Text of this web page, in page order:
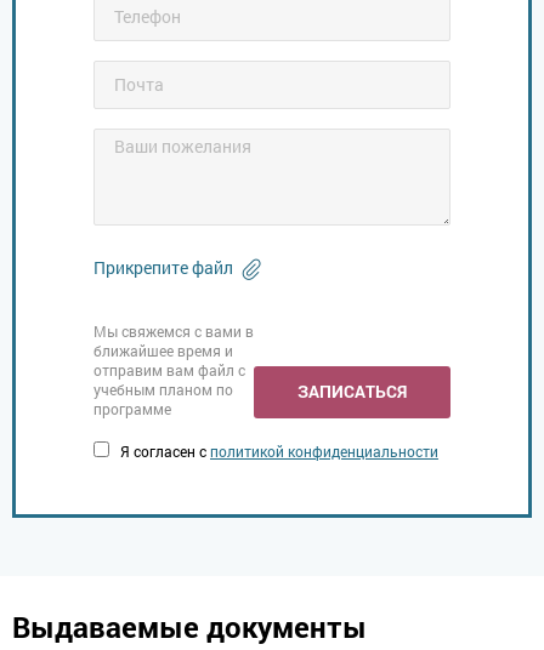
Я согласен сполитикой конфиденциальности
Прикрепите файл
Мы свяжемся с вами в
ближайшее время и
отправим вам файл с
учебным планом по
программе
ЗАПИСАТЬСЯ
Выдаваемые документы